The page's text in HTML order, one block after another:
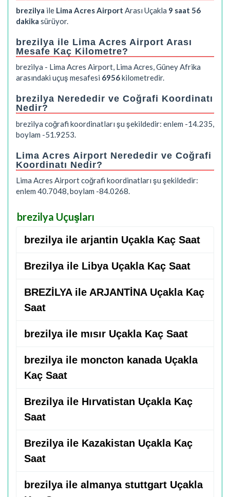
brezilya ile Lima Acres Airport Arası Uçakla 9 saat 56
dakika sürüyor.
brezilya ile Lima Acres Airport Arası
Mesafe Kaç Kilometre?
brezilya - Lima Acres Airport, Lima Acres, Güney Afrika
arasındaki uçuş mesafesi 6956kilometredir.
brezilya Nerededir ve Coğrafi Koordinatı
Nedir?
brezilya coğrafi koordinatları şu şekildedir: enlem -14.235,
boylam -51.9253.
Lima Acres Airport Nerededir ve Coğrafi
Koordinatı Nedir?
Lima Acres Airport coğrafi koordinatları şu şekildedir:
enlem 40.7048, boylam -84.0268.
brezilya Uçuşları
brezilya ile arjantin Uçakla Kaç Saat
Brezilya ile Libya Uçakla Kaç Saat
BREZİLYA ile ARJANTİNA Uçakla Kaç
Saat
brezilya ile mısır Uçakla Kaç Saat
brezilya ile moncton kanada Uçakla
Kaç Saat
Brezilya ile Hırvatistan Uçakla Kaç
Saat
Brezilya ile Kazakistan Uçakla Kaç
Saat
brezilya ile almanya stuttgart Uçakla